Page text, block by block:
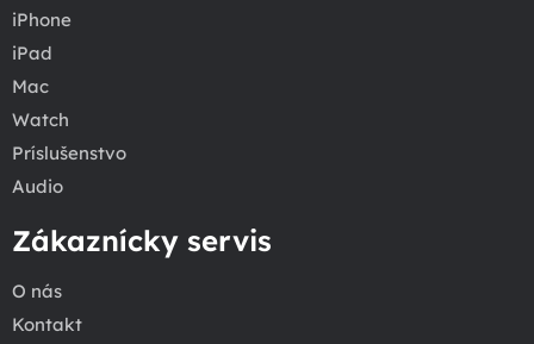
iPhone
iPad
Mac
Watch
Príslušenstvo
Audio
Zákaznícky servis
O nás
Kontakt